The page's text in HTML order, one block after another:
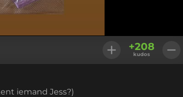
+208
kudos
iemand Jess?)